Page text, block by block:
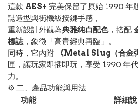
這款 AES+ 完美保留了原始 1990 年
誌造型與街機級按鍵手感，
重新設計外觀為典雅純白配色，搭配
標誌，象徵「高貴經典再臨」。
同時，它內附
《Metal Slug（合金
匣，讓玩家即插即玩，享受 1990 年
力。
⚙️ 二、產品功能與用法
功能
詳細說